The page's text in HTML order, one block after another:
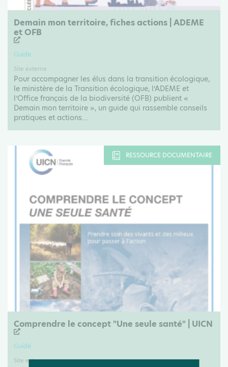
Demain mon territoire, fiches actions | ADEME
et OFB
Guide
Site externe
Pour accompagner les élus dans la transition écologique,
le ministère de la Transition écologique, l’ADEME et
l’Office français de la biodiversité (OFB) publient «
Demain mon territoire », un guide qui rassemble conseils
pratiques et actions...
RESSOURCE DOCUMENTAIRE
Comprendre le concept "Une seule santé" | UICN
Guide
Site externe